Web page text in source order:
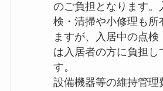
のご負担となります。
検・清掃や小修理も所
ますが、入居中の点検
は入居者の方に負担し
す。
設備機器等の維持管理